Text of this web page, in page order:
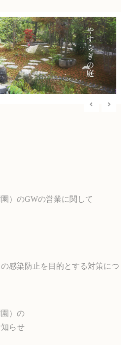
）のGWの営業に関して
感染防止を目的とする対策につ
）の
らせ